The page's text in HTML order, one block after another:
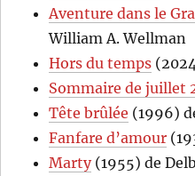
Aventure dans le
William A. Wellman
Hors du temps
Sommaire de juillet
Tête brûlée (1996)
Fanfare d’amour
Marty(1955) de